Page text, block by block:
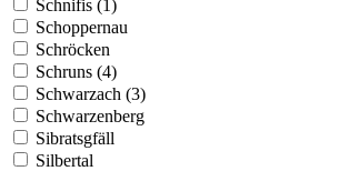
Schnifis (1)
Schoppernau
Schröcken
Schruns (4)
Schwarzach (3)
Schwarzenberg
Sibratsgfäll
Silbertal